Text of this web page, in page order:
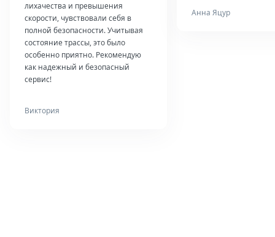
лихачества и превышения
скорости, чувствовали себя в
полной безопасности. Учитывая
состояние трассы, это было
особенно приятно. Рекомендую
как надежный и безопасный
сервис!
Виктория
Анна Яцур